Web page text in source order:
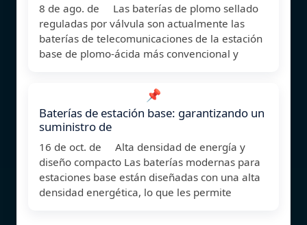
8 de ago. de Las baterías de plomo sellado
reguladas por válvula son actualmente las
baterías de telecomunicaciones de la estación
base de plomo-ácida más convencional y
📌
Baterías de estación base: garantizando un
suministro de
16 de oct. de Alta densidad de energía y
diseño compacto Las baterías modernas para
estaciones base están diseñadas con una alta
densidad energética, lo que les permite